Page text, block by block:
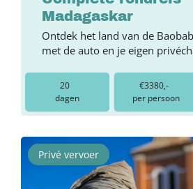
Madagaskar
Ontdek het land van de
met de auto en je eigen
20
dagen
€3380,-
per persoon
Privé vervoer